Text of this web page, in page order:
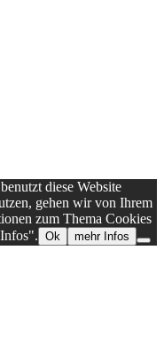
diese Website
gehen wir von Ihrem
zum Thema Cookies
Ok mehr Infos